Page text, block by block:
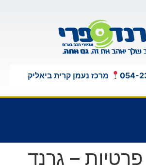
מרכז נעמן קרית ביאליק
פרטיות – גרנד